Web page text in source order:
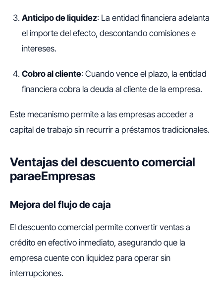
Anticipo de liquidez: La entidad financiera adelanta
el importe del efecto, descontando comisiones e
intereses.
Cobro al cliente: Cuando vence el plazo, la entidad
financiera cobra la deuda al cliente de la empresa.
Este mecanismo permite a las empresas acceder a
capital de trabajo sin recurrir a préstamos tradicionales.
Ventajas del descuento comercial
paraeEmpresas
Mejora del flujo de caja
El descuento comercial permite convertir ventas a
crédito en efectivo inmediato, asegurando que la
empresa cuente con liquidez para operar sin
interrupciones.